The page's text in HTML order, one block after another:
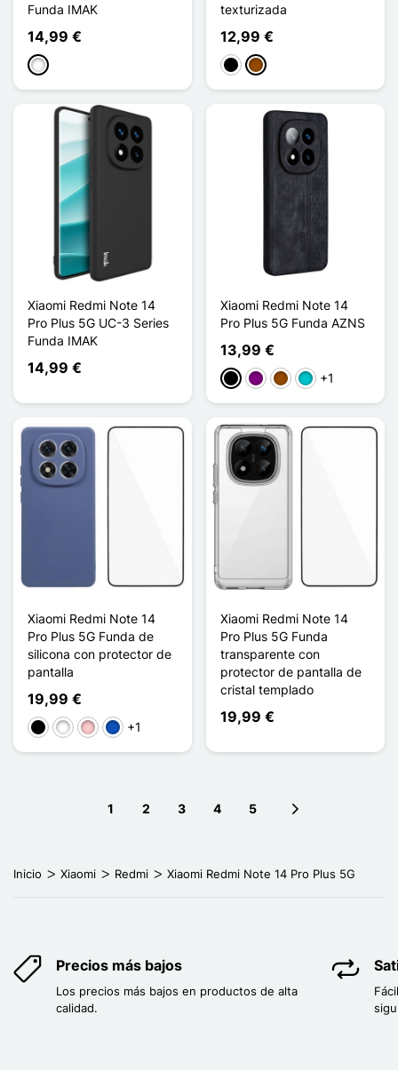
Funda IMAK
14,99 €
Blanc Mat
texturizada
12,99 €
NegroMarrón
Xiaomi Redmi Note 14
Pro Plus 5G UC-3 Series
Funda IMAK
14,99 €
Xiaomi Redmi Note 14
Pro Plus 5G Funda AZNS
13,99 €
NegroPúrpuraMarrónTurquesa
+1
Xiaomi Redmi Note 14
Pro Plus 5G Funda de
silicona con protector de
pantalla
19,99 €
NegroBlancoRosaSaphir
+1
Xiaomi Redmi Note 14
Pro Plus 5G Funda
transparente con
protector de pantalla de
cristal templado
19,99 €
1 2 3 4 5
Inicio Xiaomi Redmi Xiaomi Redmi Note 14 Pro Plus 5G
Precios más bajos
Los precios más bajos en productos de alta
calidad.